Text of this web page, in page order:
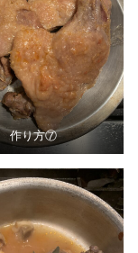
作り方⑦